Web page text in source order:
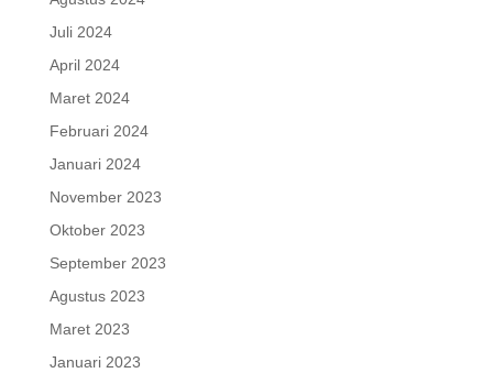
Juli 2024
April 2024
Maret 2024
Februari 2024
Januari 2024
November 2023
Oktober 2023
September 2023
Agustus 2023
Maret 2023
Januari 2023